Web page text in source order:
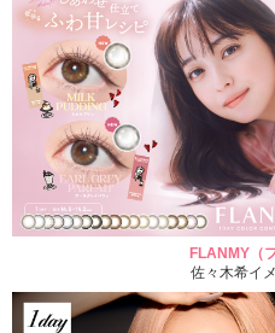
FLANMY（
佐々木希イ